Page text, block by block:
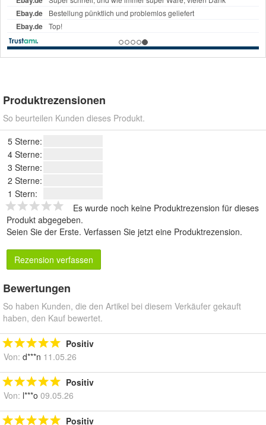
Produktrezensionen
So beurteilen Kunden dieses Produkt.
5 Sterne:
4 Sterne:
3 Sterne:
2 Sterne:
1 Stern:
Es wurde noch keine Produktrezension für dieses
Produkt abgegeben.
Seien Sie der Erste. Verfassen Sie jetzt eine Produktrezension.
Rezension verfassen
Bewertungen
So haben Kunden, die den Artikel bei diesem Verkäufer gekauft
haben, den Kauf bewertet.
Positiv
Von: d***n 11.05.26
Positiv
Von: l***o 09.05.26
Positiv